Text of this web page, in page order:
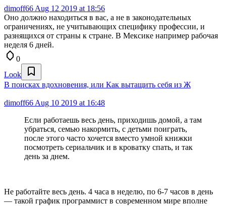
dimoff66 Aug 12 2019 at 18:56
Оно должно находиться в вас, а не в законодательных
ограничениях, не учитывающих специфику профессии, и
разнящихся от страны к стране. В Мексике например рабочая
неделя 6 дней.
0
Look
В поисках вдохновения, или Как вытащить себя из Ж
dimoff66 Aug 10 2019 at 16:48
Если работаешь весь день, приходишь домой, а там
убраться, семью накормить, с детьми поиграть,
после этого часто хочется вместо умной книжки
посмотреть сериальчик и в кроватку спать, и так
день за днем.
Не работайте весь день. 4 часа в неделю, по 6-7 часов в день
— такой график программист в современном мире вполне